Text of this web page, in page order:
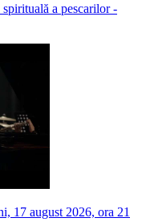
a pescarilor -
17 august 2026, ora 21